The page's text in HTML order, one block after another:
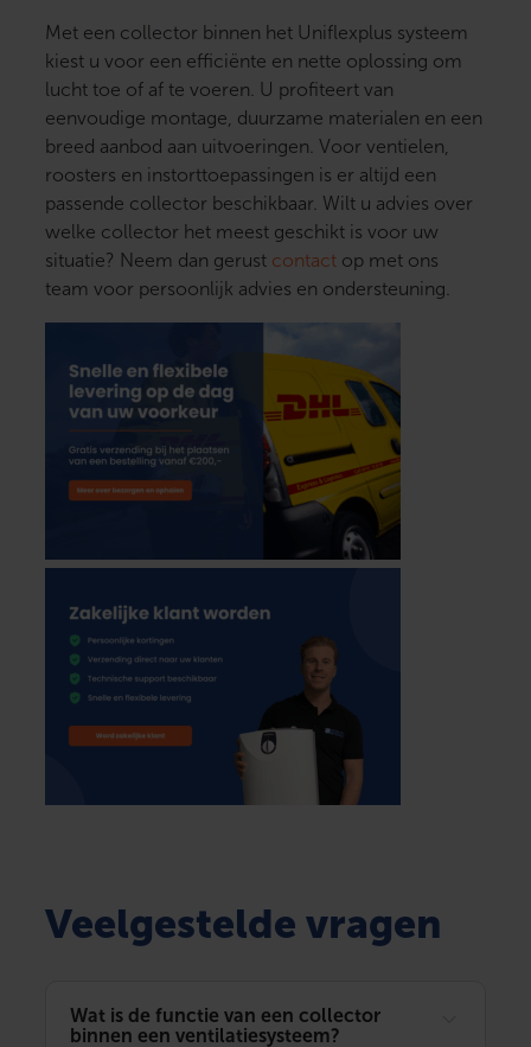
Met een collector binnen het Uniflexplus systeem
kiest u voor een efficiënte en nette oplossing om
lucht toe of af te voeren. U profiteert van
eenvoudige montage, duurzame materialen en een
breed aanbod aan uitvoeringen. Voor ventielen,
roosters en instorttoepassingen is er altijd een
passende collector beschikbaar. Wilt u advies over
welke collector het meest geschikt is voor uw
situatie? Neem dan gerust contact op met ons
team voor persoonlijk advies en ondersteuning.
Veelgestelde vragen
Wat is de functie van een collector
binnen een ventilatiesysteem?